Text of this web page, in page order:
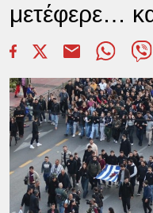
μετέφερε…